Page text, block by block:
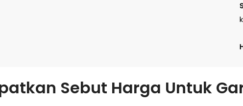
Sebut Harga Untuk